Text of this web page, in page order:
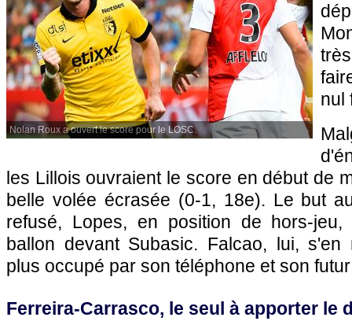
Nolan Roux a ouvert le score pour le LOSC.
nul
les Lillois ouvraient le score en début de
belle volée écrasée (0-1, 18e). Le but
refusé, Lopes, en position de hors-
ballon devant Subasic. Falcao, lui, s'en
plus occupé par son téléphone et son
Ferreira-Carrasco, le seul à apporter le